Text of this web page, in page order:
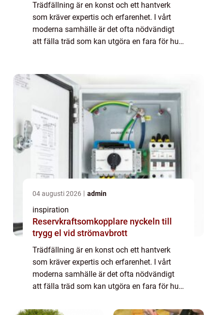
Trädfällning är en konst och ett hantverk
som kräver expertis och erfarenhet. I vårt
moderna samhälle är det ofta nödvändigt
att fälla träd som kan utgöra en fara för hus,
04 augusti 2026 admin
inspiration
Reservkraftsomkopplare nyckeln till
trygg el vid strömavbrott
Trädfällning är en konst och ett hantverk
som kräver expertis och erfarenhet. I vårt
moderna samhälle är det ofta nödvändigt
att fälla träd som kan utgöra en fara för hus,